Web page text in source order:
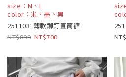
size：M、L
color：米、墨、黑
2511031薄款鉚釘直筒褲
899
700